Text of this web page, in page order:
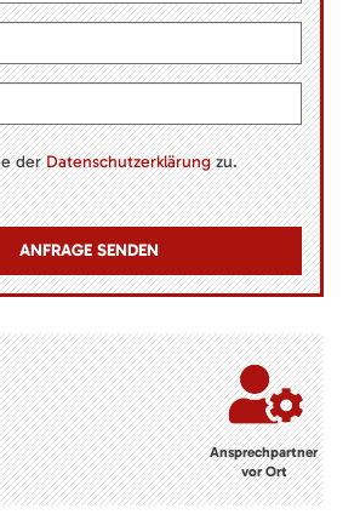
derDatenschutzerklärungzu.
Ansprechpartner
vor Ort